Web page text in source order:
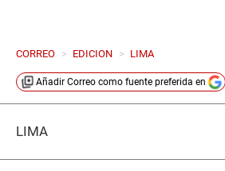
CORREO > EDICION > LIMA
Añadir Correo como fuente preferida en
LIMA